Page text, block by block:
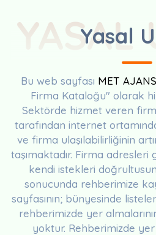
Yasal
YASAL
Bu web sayfası MET AJANS
Firma Kataloğu" olarak
Sektörde hizmet veren
tarafından internet
ve firma ulaşılabilirliğinin
taşımaktadır. Firma
kendi istekleri
sonucunda rehberimize
sayfasının; bünyesinde
rehberimizde yer
yoktur. Rehberimizde